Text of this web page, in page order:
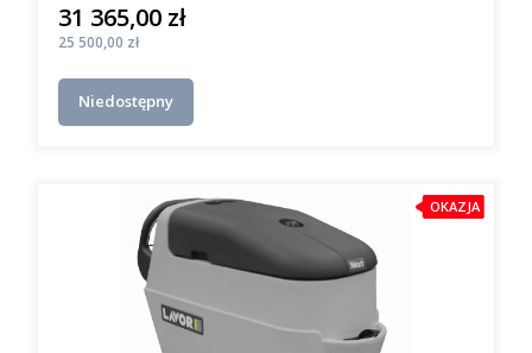
Cena
31 365,00 zł
Cena
25 500,00 zł
Niedostępny
OKAZJA